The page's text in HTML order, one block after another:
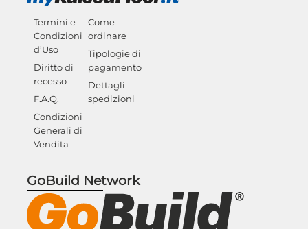
Termini e
Condizioni
d’Uso
Diritto di
recesso
F.A.Q.
Condizioni
Generali di
Vendita
Come
ordinare
Tipologie di
pagamento
Dettagli
spedizioni
GoBuild Network